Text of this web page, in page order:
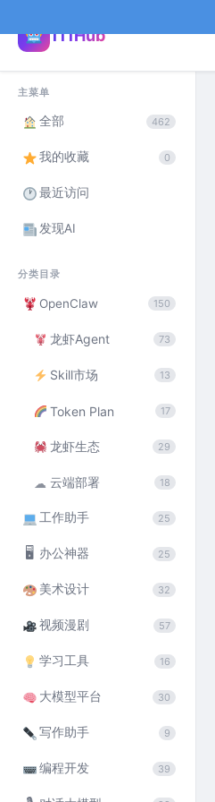
111Hub
主菜单
全部 462
我的收藏 0
最近访问
发现AI
分类目录
OpenClaw 150
龙虾Agent 73
Skill市场 13
Token Plan 17
龙虾生态 29
☁ 云端部署 18
工作助手 25
🖥 办公神器 25
美术设计 32
视频漫剧 57
学习工具 16
大模型平台 30
写作助手 9
编程开发 39